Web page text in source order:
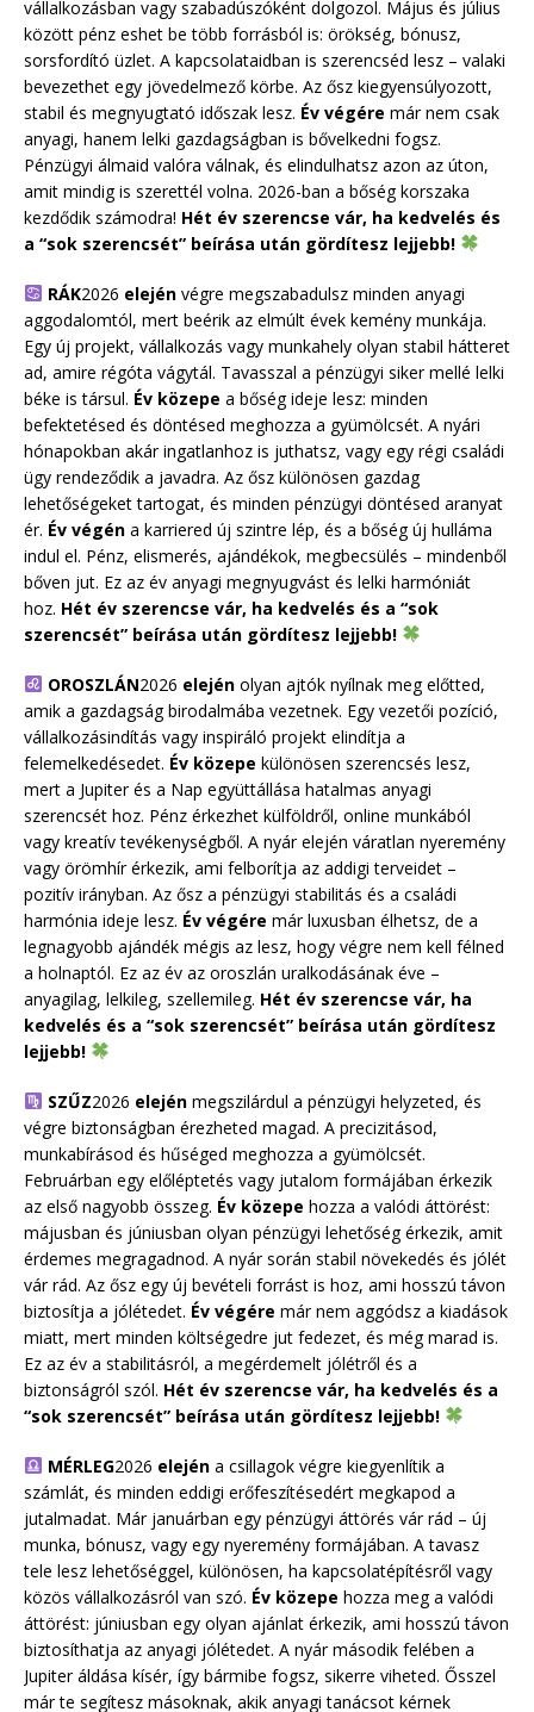
vállalkozásban vagy szabadúszóként dolgozol. Május és július
között pénz eshet be több forrásból is: örökség, bónusz,
sorsfordító üzlet. A kapcsolataidban is szerencséd lesz – valaki
bevezethet egy jövedelmező körbe. Az ősz kiegyensúlyozott,
stabil és megnyugtató időszak lesz. Év végére már nem csak
anyagi, hanem lelki gazdagságban is bővelkedni fogsz.
Pénzügyi álmaid valóra válnak, és elindulhatsz azon az úton,
amit mindig is szerettél volna. 2026-ban a bőség korszaka
kezdődik számodra! Hét év szerencse vár, ha kedvelés és
a “sok szerencsét” beírása után gördítesz lejjebb!
RÁK2026 elejénvégre megszabadulsz minden anyagi
aggodalomtól, mert beérik az elmúlt évek kemény munkája.
Egy új projekt, vállalkozás vagy munkahely olyan stabil hátteret
ad, amire régóta vágytál. Tavasszal a pénzügyi siker mellé lelki
béke is társul. Év közepe a bőség ideje lesz: minden
befektetésed és döntésed meghozza a gyümölcsét. A nyári
hónapokban akár ingatlanhoz is juthatsz, vagy egy régi családi
ügy rendeződik a javadra. Az ősz különösen gazdag
lehetőségeket tartogat, és minden pénzügyi döntésed aranyat
ér. Év végén a karriered új szintre lép, és a bőség új hulláma
indul el. Pénz, elismerés, ajándékok, megbecsülés – mindenből
bőven jut. Ez az év anyagi megnyugvást és lelki harmóniát
hoz. Hét év szerencse vár, ha kedvelés és a “sok
szerencsét” beírása után gördítesz lejjebb!
OROSZLÁN2026 elejénolyan ajtók nyílnak meg előtted,
amik a gazdagság birodalmába vezetnek. Egy vezetői pozíció,
vállalkozásindítás vagy inspiráló projekt elindítja a
felemelkedésedet. Év közepe különösen szerencsés lesz,
mert a Jupiter és a Nap együttállása hatalmas anyagi
szerencsét hoz. Pénz érkezhet külföldről, online munkából
vagy kreatív tevékenységből. A nyár elején váratlan nyeremény
vagy örömhír érkezik, ami felborítja az addigi terveidet –
pozitív irányban. Az ősz a pénzügyi stabilitás és a családi
harmónia ideje lesz. Év végére már luxusban élhetsz, de a
legnagyobb ajándék mégis az lesz, hogy végre nem kell félned
a holnaptól. Ez az év az oroszlán uralkodásának éve –
anyagilag, lelkileg, szellemileg. Hét év szerencse vár, ha
kedvelés és a “sok szerencsét” beírása után gördítesz
lejjebb!
SZŰZ2026 elejénmegszilárdul a pénzügyi helyzeted, és
végre biztonságban érezheted magad. A precizitásod,
munkabírásod és hűséged meghozza a gyümölcsét.
Februárban egy előléptetés vagy jutalom formájában érkezik
az első nagyobb összeg. Év közepe hozza a valódi áttörést:
májusban és júniusban olyan pénzügyi lehetőség érkezik, amit
érdemes megragadnod. A nyár során stabil növekedés és jólét
vár rád. Az ősz egy új bevételi forrást is hoz, ami hosszú távon
biztosítja a jólétedet. Év végére már nem aggódsz a kiadások
miatt, mert minden költségedre jut fedezet, és még marad is.
Ez az év a stabilitásról, a megérdemelt jólétről és a
biztonságról szól. Hét év szerencse vár, ha kedvelés és a
“sok szerencsét” beírása után gördítesz lejjebb!
MÉRLEG2026 elejéna csillagok végre kiegyenlítik a
számlát, és minden eddigi erőfeszítésedért megkapod a
jutalmadat. Már januárban egy pénzügyi áttörés vár rád – új
munka, bónusz, vagy egy nyeremény formájában. A tavasz
tele lesz lehetőséggel, különösen, ha kapcsolatépítésről vagy
közös vállalkozásról van szó. Év közepe hozza meg a valódi
áttörést: júniusban egy olyan ajánlat érkezik, ami hosszú távon
biztosíthatja az anyagi jólétedet. A nyár második felében a
Jupiter áldása kísér, így bármibe fogsz, sikerre viheted. Ősszel
már te segítesz másoknak, akik anyagi tanácsot kérnek